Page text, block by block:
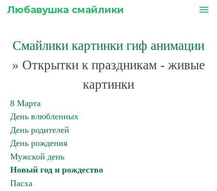
Любавушка смайлики menu
Смайлики картинки гиф анимации
» Открытки к праздникам - живые
картинки
8 Марта
День влюбленных
День родителей
День рождения
Мужской день
Новый год и рождество
Пасха